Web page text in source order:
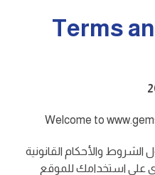
Terms
Welcome to
والأحكام القانونية
على استخدامك للموقع